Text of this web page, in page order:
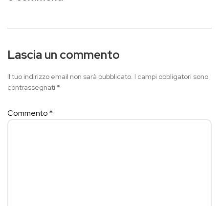
Lascia un commento
Il tuo indirizzo email non sarà pubblicato. I campi obbligatori sono
contrassegnati *
Commento*